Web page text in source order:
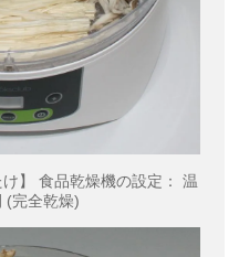
け】 食品乾燥機の設定： 温
(完全乾燥)